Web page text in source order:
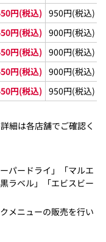
円(税込) 950円(税込)
円(税込) 900円(税込)
円(税込) 900円(税込)
円(税込) 900円(税込)
円(税込) 950円(税込)
細は各店舗でご確認く
パードライ」「マルエ
ラベル」「エビスビー
メニューの販売を行い